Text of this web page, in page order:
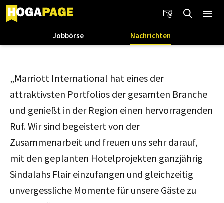
Jobbörse Nachrichten
„Marriott International hat eines der
attraktivsten Portfolios der gesamten Branche
und genießt in der Region einen hervorragenden
Ruf. Wir sind begeistert von der
Zusammenarbeit und freuen uns sehr darauf,
mit den geplanten Hotelprojekten ganzjährig
Sindalahs Flair einzufangen und gleichzeitig
unvergessliche Momente für unsere Gäste zu